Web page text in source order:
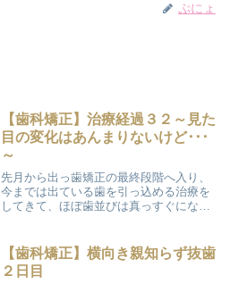
ぷにょ
【歯科矯正】治療経過３２～見た
目の変化はあんまりないけど･･･
～
先月から出っ歯矯正の最終段階へ入り、
今までは出ている歯を引っ込める治療を
してきて、ほぼ歯並びは真っすぐになっ
た。 前回のワイヤー調整から２週間が経
過したころにもブログで報告...
【歯科矯正】横向き親知らず抜歯
２日目